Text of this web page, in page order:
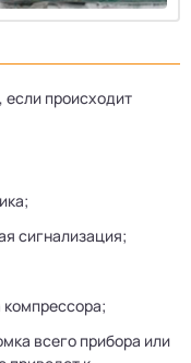
происходит
сигнализация;
всего прибора или